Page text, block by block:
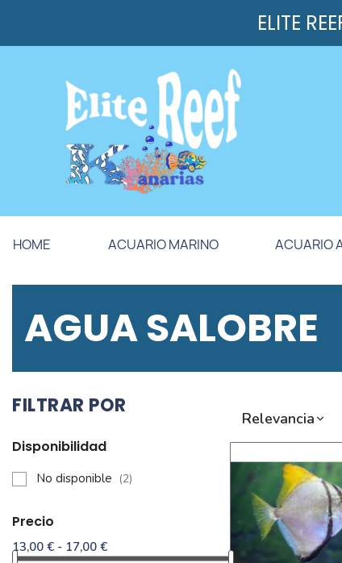
ELITE
HOME ACUARIO MARINO ACUARIO
AGUA SALOBRE
FILTRAR POR
Disponibilidad
No disponible (2)
Precio
13,00 € - 17,00 €
Relevancia